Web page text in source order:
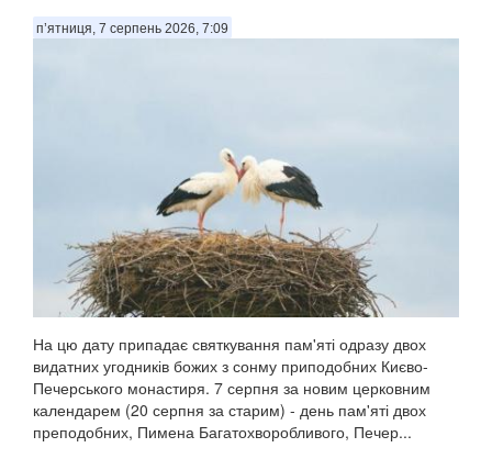
п’ятниця, 7 серпень 2026, 7:09
На цю дату припадає святкування пам'яті одразу двох
видатних угодників божих з сонму приподобних Києво-
Печерського монастиря. 7 серпня за новим церковним
календарем (20 серпня за старим) - день пам'яті двох
преподобних, Пимена Багатохворобливого, Печер...